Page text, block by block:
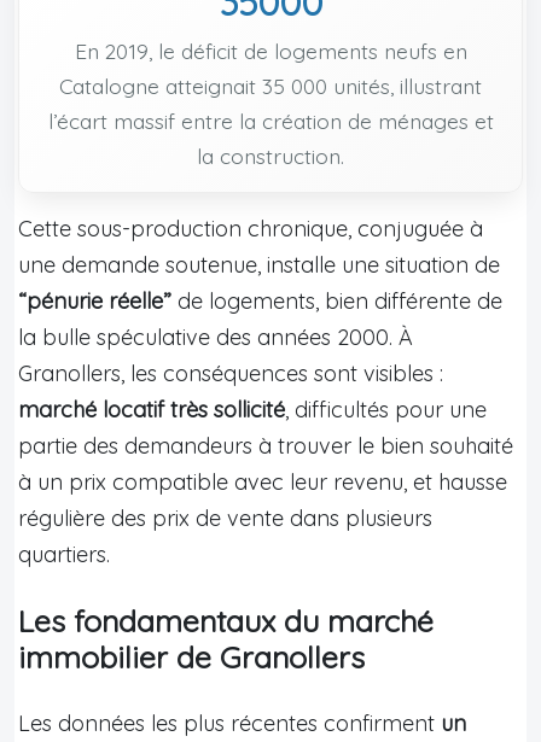
En 2019, le déficit de logements neufs en
Catalogne atteignait 35 000 unités, illustrant
l’écart massif entre la création de ménages et
la construction.
Cette sous-production chronique, conjuguée à
une demande soutenue, installe une situation de
“pénurie réelle” de logements, bien différente de
la bulle spéculative des années 2000. À
Granollers, les conséquences sont visibles :
marché locatif très sollicité, difficultés pour une
partie des demandeurs à trouver le bien souhaité
à un prix compatible avec leur revenu, et hausse
régulière des prix de vente dans plusieurs
quartiers.
Les fondamentaux du marché
immobilier de Granollers
Les données les plus récentes confirment un